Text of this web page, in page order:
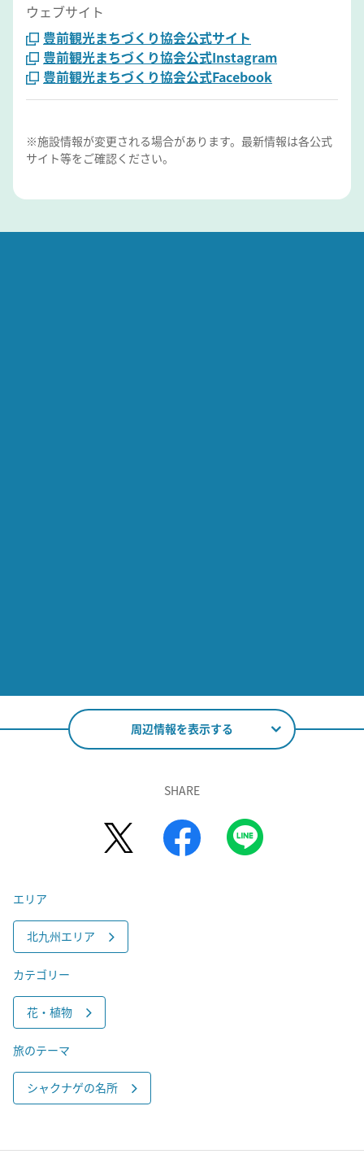
ウェブサイト
豊前観光まちづくり協会公式サイト
豊前観光まちづくり協会公式Instagram
豊前観光まちづくり協会公式Facebook
※施設情報が変更される場合があります。最新情報は各公式
サイト等をご確認ください。
周辺情報を表示する
SHARE
エリア
北九州エリア
カテゴリー
花・植物
旅のテーマ
シャクナゲの名所